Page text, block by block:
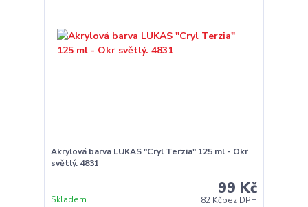
Akrylová barva LUKAS "Cryl Terzia" 125 ml - Okr
světlý. 4831
99 Kč
82 Kčbez DPH
Skladem